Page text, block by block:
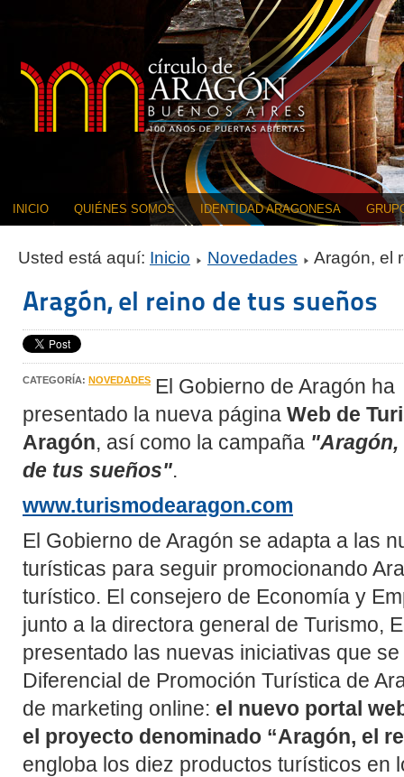
INICIO QUIÉNES SOMOS IDENTIDAD ARAGONESA
Usted está aquí: Inicio Novedades Aragón, el
Aragón, el reino de tus sueños
CATEGORÍA: NOVEDADES El Gobierno de Aragón ha
presentado la nueva página Web de
Aragón, así como la campaña "Aragón,
de tus sueños".
www.turismodearagon.com
El Gobierno de Aragón se adapta a las
turísticas para seguir promocionando
turístico. El consejero de Economía y
junto a la directora general de Turismo,
presentado las nuevas iniciativas que
Diferencial de Promoción Turística de
de marketing online: el nuevo portal
el proyecto denominado “Aragón, el
engloba los diez productos turísticos en